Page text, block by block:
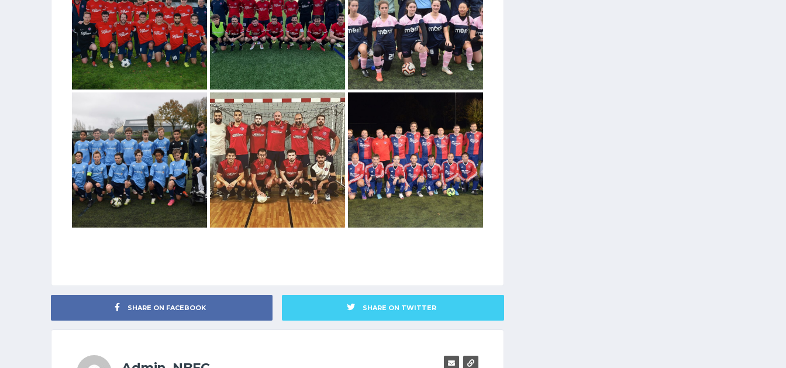
SHARE ON FACEBOOK SHARE ON TWITTER